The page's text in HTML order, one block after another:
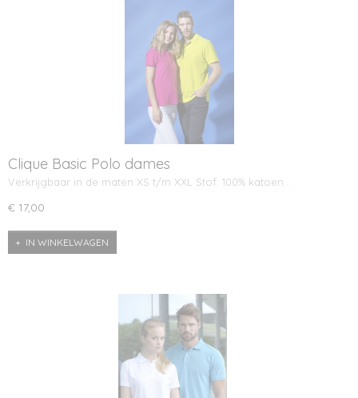
Clique Basic Polo dames
Verkrijgbaar in de maten XS t/m XXL Stof: 100% katoen…
€ 17,00
IN WINKELWAGEN